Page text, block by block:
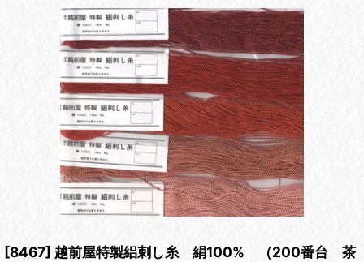
[8467] 越前屋特製絽刺し糸 絹100% （200番台 茶